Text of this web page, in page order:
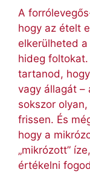
A
hogy az ételt
elkerülheted
hideg
tartanod,
vagy állagát –
sokszor
frissen. És
hogy a
„mikrózott”
értékelni